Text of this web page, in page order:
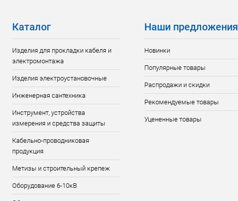
Каталог
Изделия для прокладки кабеля и
электромонтажа
Изделия электроустановочные
Инженерная сантехника
Инструмент, устройства
измерения и средства защиты
Кабельно-проводниковая
продукция
Метизы и строительный крепеж
Оборудование 6-10кВ
Наши предложения
Новинки
Популярные товары
Распродажи и скидки
Рекомендуемые товары
Уцененные товары